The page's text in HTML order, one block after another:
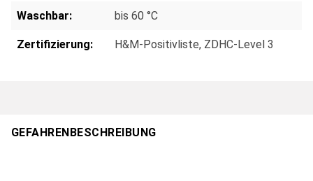
Waschbar: bis 60 °C
Zertifizierung: H&M-Positivliste, ZDHC-Level 3
GEFAHRENBESCHREIBUNG